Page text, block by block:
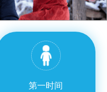
第一时间